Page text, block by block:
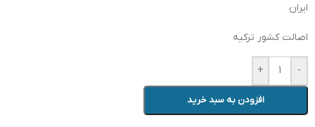
ایران
اصالت کشور ترکیه
-
+
افزودن به سبد خرید